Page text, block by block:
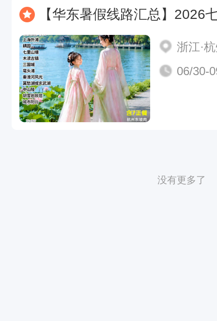
【华东暑假线路汇总】2026七月流火
浙江·
06/30-
没有更多了